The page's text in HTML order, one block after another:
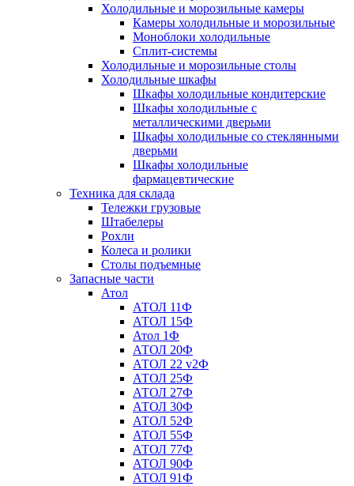
Холодильные и морозильные камеры
Камеры холодильные и морозильные
Моноблоки холодильные
Сплит-системы
Холодильные и морозильные столы
Холодильные шкафы
Шкафы холодильные кондитерские
Шкафы холодильные с
металлическими дверьми
Шкафы холодильные со стеклянными
дверьми
Шкафы холодильные
фармацевтические
Техника для склада
Тележки грузовые
Штабелеры
Рохли
Колеса и ролики
Столы подъемные
Запасные части
Атол
АТОЛ 11Ф
АТОЛ 15Ф
Атол 1Ф
АТОЛ 20Ф
АТОЛ 22 v2Ф
АТОЛ 25Ф
АТОЛ 27Ф
АТОЛ 30Ф
АТОЛ 52Ф
АТОЛ 55Ф
АТОЛ 77Ф
АТОЛ 90Ф
АТОЛ 91Ф